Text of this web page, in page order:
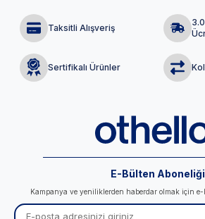
Taksitli Alışveriş
Sertifikalı Ürünler
E-Bülten Aboneliği
Kampanya ve yeniliklerden haberdar olmak için